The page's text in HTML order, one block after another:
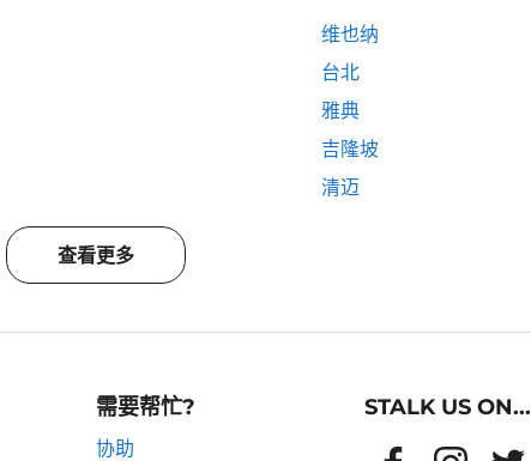
维也纳
台北
雅典
吉隆坡
清迈
查看更多
需要帮忙?
协助
STALK US ON...